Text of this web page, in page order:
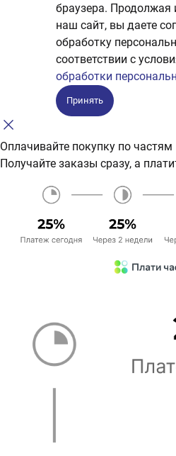
браузера. Продолжая
наш сайт, вы даете
обработку
соответствии с
обработки
Принять
Оплачивайте покупку по частям
Получайте заказы сразу, а